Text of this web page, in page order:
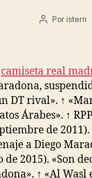
Autor
Por istern
DT rival». ↑
Árabes». ↑
de
a Diego
de 2015). «Son
↑ «Al Wasl